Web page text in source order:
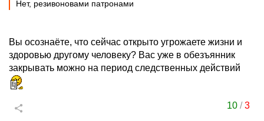
Нет, резивоновами патронами
Вы осознаёте, что сейчас открыто угрожаете жизни и
здоровью другому человеку? Вас уже в обезъянник
закрывать можно на период следственных действий
10 /3